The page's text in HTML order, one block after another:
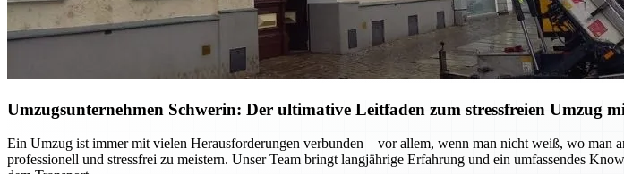
Umzugsunternehmen Schwerin: Der ultimative Leitfaden zum stressfreien Umzug
Ein Umzug ist immer mit vielen Herausforderungen verbunden – vor allem, wenn man nicht weiß, wo man
professionell und stressfrei zu meistern. Unser Team bringt langjährige Erfahrung und ein umfassendes